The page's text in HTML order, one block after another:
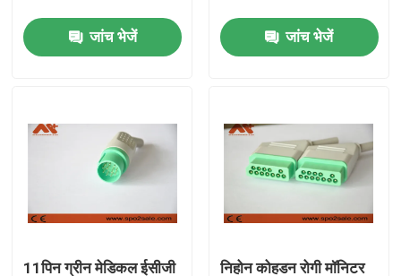
हमसे संपर्क करें
ईसीजी रोगी केबल
रोगी मॉनिटर केबल
पुन: प्रयोज्य खराब 2 सेंसर
जांच भेजें जांच भेजें
11पिन ग्रीन मेडिकल ईसीजी निहोन कोहडन रोगी मॉनिटर